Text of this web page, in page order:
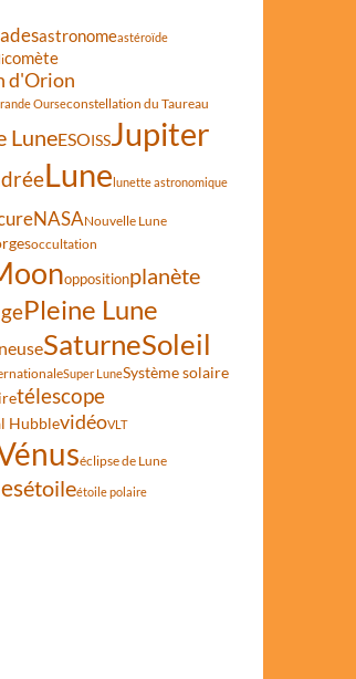
astronomeastéroïde
comète
d'Orion
Ourseconstellation du Taureau
LuneESOISSJupiter
Lunelunette astronomique
NASANouvelle Lune
occultation
oppositionplanète
Pleine Lune
SaturneSoleil
Super LuneSystème solaire
télescope
HubblevidéoVLT
éclipse de Lune
étoileétoile polaire